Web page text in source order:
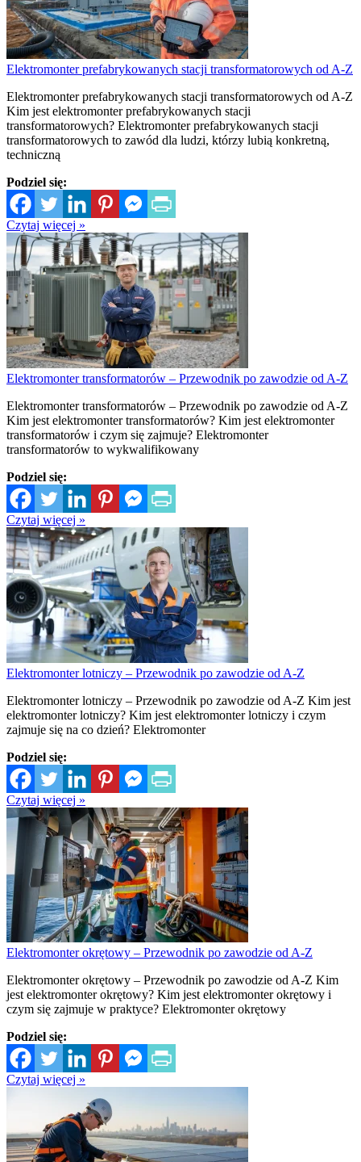
Elektromonter prefabrykowanych stacji transformatorowych od A-Z
Elektromonter prefabrykowanych stacji transformatorowych od A-Z
Kim jest elektromonter prefabrykowanych stacji
transformatorowych? Elektromonter prefabrykowanych stacji
transformatorowych to zawód dla ludzi, którzy lubią konkretną,
techniczną
Podziel się:
Czytaj więcej »
Elektromonter transformatorów – Przewodnik po zawodzie od A-Z
Elektromonter transformatorów – Przewodnik po zawodzie od A-Z
Kim jest elektromonter transformatorów? Kim jest elektromonter
transformatorów i czym się zajmuje? Elektromonter
transformatorów to wykwalifikowany
Podziel się:
Czytaj więcej »
Elektromonter lotniczy – Przewodnik po zawodzie od A-Z
Elektromonter lotniczy – Przewodnik po zawodzie od A-Z Kim jest
elektromonter lotniczy? Kim jest elektromonter lotniczy i czym
zajmuje się na co dzień? Elektromonter
Podziel się:
Czytaj więcej »
Elektromonter okrętowy – Przewodnik po zawodzie od A-Z
Elektromonter okrętowy – Przewodnik po zawodzie od A-Z Kim
jest elektromonter okrętowy? Kim jest elektromonter okrętowy i
czym się zajmuje w praktyce? Elektromonter okrętowy
Podziel się:
Czytaj więcej »